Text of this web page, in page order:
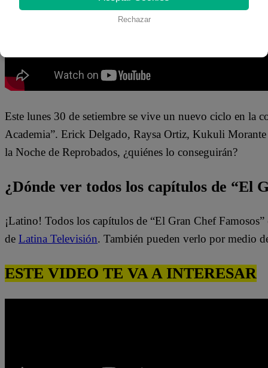
Este lunes 30 de setiembre se vive un nuevo ciclo en la
Academia”. Erick Delgado, Raysa Ortiz, Kukuli
la Noche de Reprobados, ¿quiénes lo conseguirán?
¿Dónde ver todos los capítulos de “El
¡Latino! Todos los capítulos de “El Gran Chef
de Latina Televisión. También pueden verlo por medio
ESTE VIDEO TE VA A INTERESAR
Rechazar